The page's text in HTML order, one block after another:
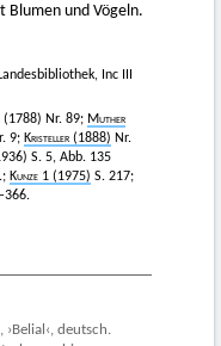
Blumen und Vögeln.
Inc III
(1788) Nr. 89; Muther
9; Kristeller (1888) Nr.
S. 5, Abb. 135
Kunze 1 (1975) S. 217;
deutsch.